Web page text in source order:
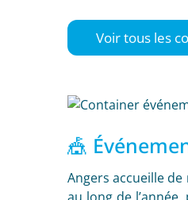
Voir tous les
🎪
Angers accueille